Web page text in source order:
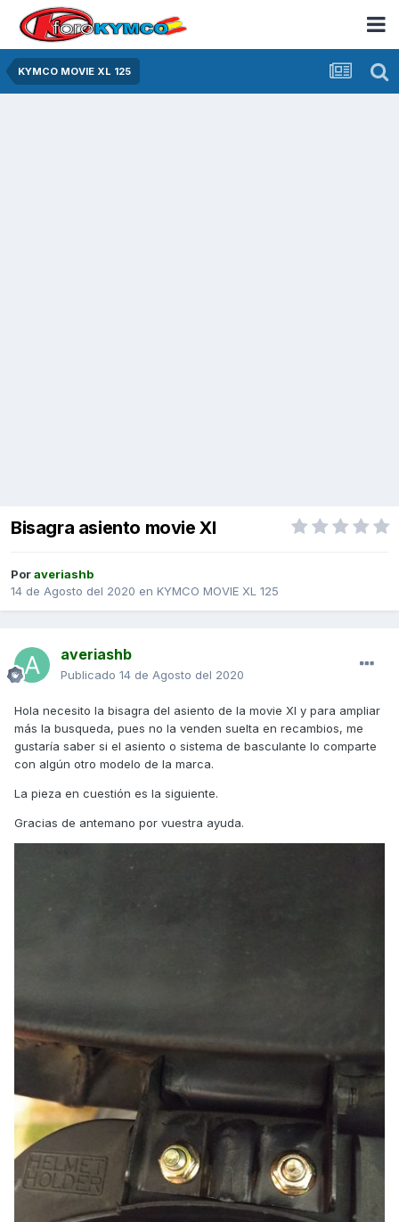
KYMCO MOVIE XL 125
Bisagra asiento movie Xl
Poraveriashb
14 de Agosto del 2020 en KYMCO MOVIE XL 125
averiashb
Publicado 14 de Agosto del 2020
Hola necesito la bisagra del asiento de la movie Xl y para ampliar
más la busqueda, pues no la venden suelta en recambios, me
gustaría saber si el asiento o sistema de basculante lo comparte
con algún otro modelo de la marca.
La pieza en cuestión es la siguiente.
Gracias de antemano por vuestra ayuda.